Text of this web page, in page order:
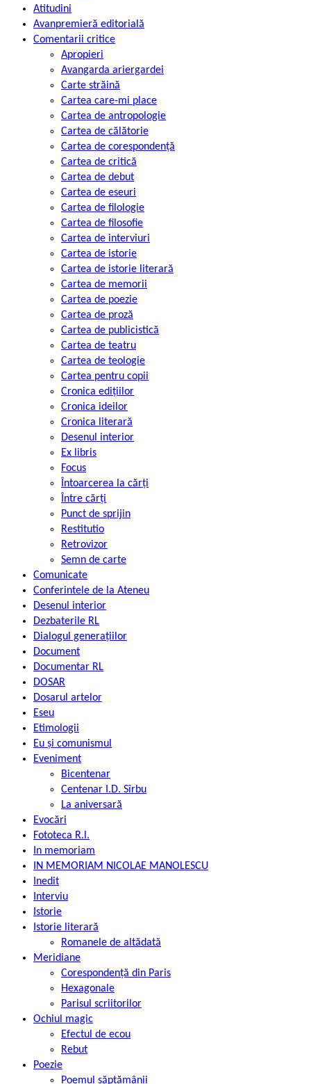
Atitudini
Avanpremieră editorială
Comentarii critice
Apropieri
Avangarda ariergardei
Carte străină
Cartea care-mi place
Cartea de antropologie
Cartea de călătorie
Cartea de corespondență
Cartea de critică
Cartea de debut
Cartea de eseuri
Cartea de filologie
Cartea de filosofie
Cartea de interviuri
Cartea de istorie
Cartea de istorie literară
Cartea de memorii
Cartea de poezie
Cartea de proză
Cartea de publicistică
Cartea de teatru
Cartea de teologie
Cartea pentru copii
Cronica edițiilor
Cronica ideilor
Cronica literară
Desenul interior
Ex libris
Focus
Întoarcerea la cărți
Între cărți
Punct de sprijin
Restitutio
Retrovizor
Semn de carte
Comunicate
Conferintele de la Ateneu
Desenul interior
Dezbaterile RL
Dialogul generațiilor
Document
Documentar RL
DOSAR
Dosarul artelor
Eseu
Etimologii
Eu și comunismul
Eveniment
Bicentenar
Centenar I.D. Sîrbu
La aniversară
Evocări
Fototeca R.l.
In memoriam
IN MEMORIAM NICOLAE MANOLESCU
Inedit
Interviu
Istorie
Istorie literară
Romanele de altădată
Meridiane
Corespondență din Paris
Hexagonale
Parisul scriitorilor
Ochiul magic
Efectul de ecou
Rebut
Poezie
Poemul săptămânii